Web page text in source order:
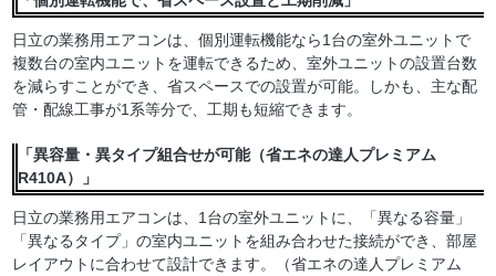
日立の業務用エアコンは、個別運転機能なら1台の室外ユニットで
複数台の室内ユニットを運転できるため、室外ユニットの設置台数
を減らすことができ、省スペースでの設置が可能。しかも、主な配
管・配線工事が1系等分で、工期も短縮できます。
「異容量・異タイプ組合せが可能（省エネの達人プレミアム
R410A）」
日立の業務用エアコンは、1台の室外ユニットに、「異なる容量」
「異なるタイプ」の室内ユニットを組み合わせた接続ができ、部屋
レイアウトに合わせて設計できます。（省エネの達人プレミアム